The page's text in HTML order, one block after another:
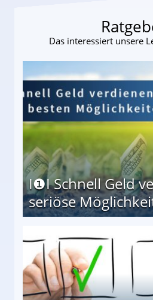
Das interessiert unsere
I❶I Schnell Geld
seriöse